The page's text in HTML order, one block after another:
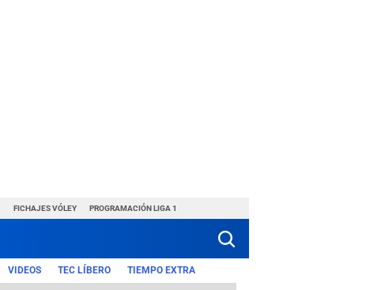
FICHAJES VÓLEY PROGRAMACIÓN LIGA 1
VIDEOS TEC LÍBERO TIEMPO EXTRA